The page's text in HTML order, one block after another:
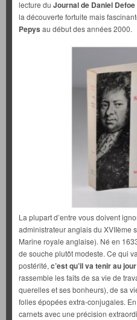
lecture du Journal de Daniel Defoe
la découverte fortuite mais
Pepys au début des années 2000.
La plupart d’entre vous doivent
administrateur anglais du XVIIème
Marine royale anglaise). Né en
de souche plutôt modeste. Ce qui
postérité, c’est qu’il va tenir au
rassemble les faits de sa vie de
querelles et ses bonheurs), de sa
folles épopées extra-conjugales.
carnets avec une précision